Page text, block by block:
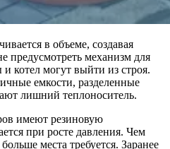
в объеме, создавая
предусмотреть механизм для
котел могут выйти из строя.
емкости, разделенные
лишний теплоноситель.
имеют резиновую
при росте давления. Чем
места требуется. Заранее